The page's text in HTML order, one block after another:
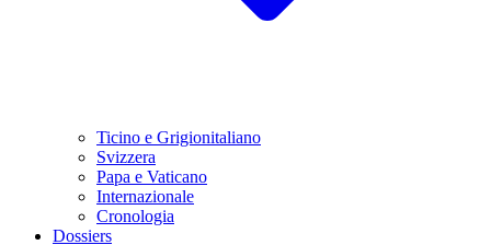
Ticino e Grigionitaliano
Svizzera
Papa e Vaticano
Internazionale
Cronologia
Dossiers